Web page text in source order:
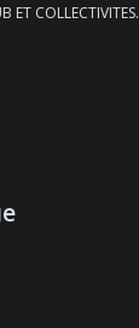
COLLECTIVITES.